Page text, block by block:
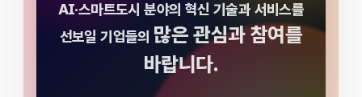
AI·스마트도시 분야의 혁신 기술과 서비스를
선보일 기업들의 많은 관심과 참여를
바랍니다.